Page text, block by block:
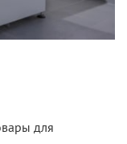
для